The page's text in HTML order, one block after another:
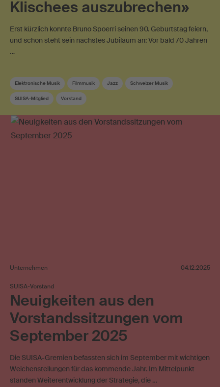
Klischees auszubrechen»
Erst kürzlich konnte Bruno Spoerri seinen 90. Geburtstag feiern,
und schon steht sein nächstes Jubiläum an: Vor bald 70 Jahren
…
Elektronische Musik Filmmusik Jazz Schweizer Musik
SUISA-Mitglied Vorstand
Unternehmen 04.12.2025
SUISA-Vorstand
Neuigkeiten aus den
Vorstandssitzungen vom
September 2025
Die SUISA-Gremien befassten sich im September mit wichtigen
Weichenstellungen für das kommende Jahr. Im Mittelpunkt
standen Weiterentwicklung der Strategie, die …